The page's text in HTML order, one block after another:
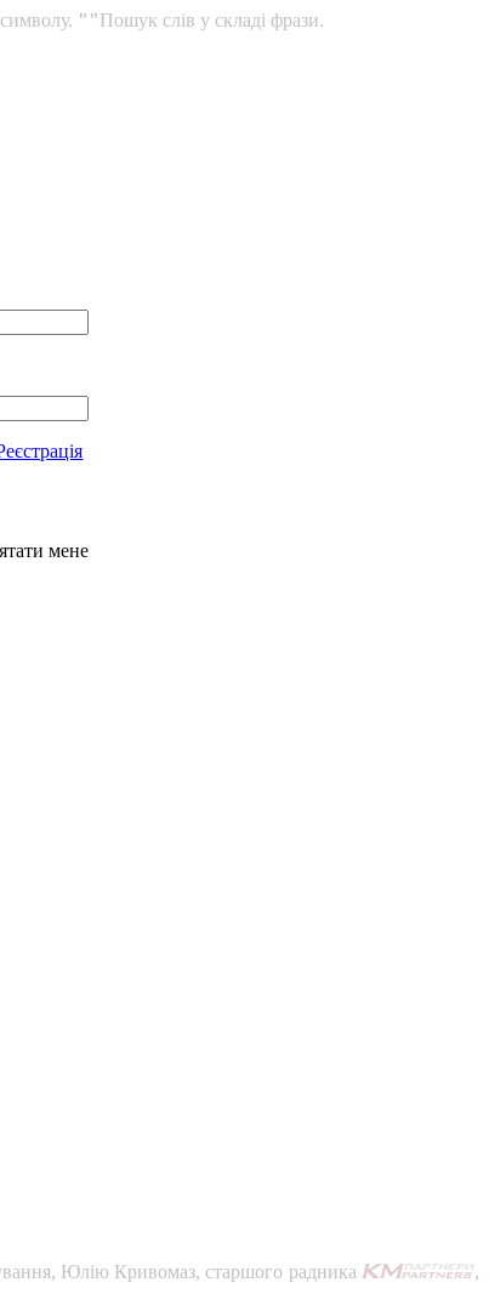
""Пошук слів у складі фрази.
мене
Юлію Кривомаз, старшого радника
,